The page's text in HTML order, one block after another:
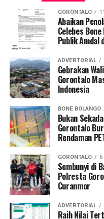
Selain alat berat,
operasional tambang
karpet penyaring emas,
gabang, linggis, ember
serta dua unit radio
Polisi turut
bertindak sebagai
diduga kuat berperan
alat berat tersebut.
Kapolres Pohuwato
melalui Kasat Reskrim
menegaskan bahwa
bukti nyata komitmen
hukum tanpa pandang
perusakan lingkungan.
GORONTALO
Abaikan
Celebes
Publik Amdal
ADVERTORIAL
Gebrakan
Gorontalo
Indonesia
BONE BOLANGO
Bukan
Gorontalo
Rendaman
GORONTALO 6
Sembunyi di
Polresta
Curanmor
ADVERTORIAL
Raih Nilai